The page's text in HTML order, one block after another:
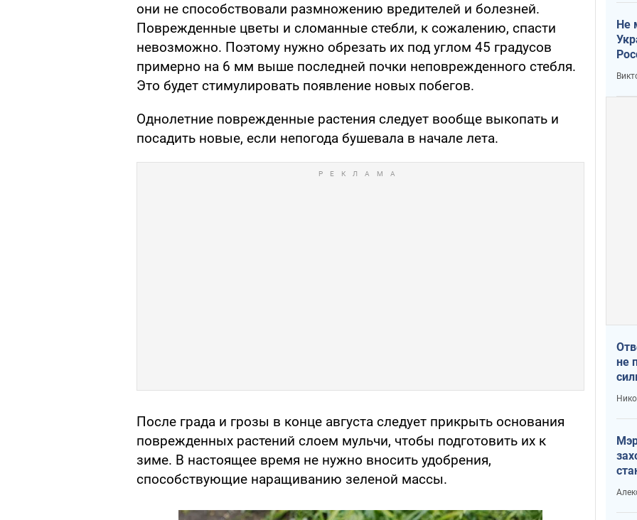
они не способствовали размножению вредителей и болезней.
Поврежденные цветы и сломанные стебли, к сожалению, спасти
невозможно. Поэтому нужно обрезать их под углом 45 градусов
примерно на 6 мм выше последней почки неповрежденного стебля.
Это будет стимулировать появление новых побегов.
Однолетние поврежденные растения следует вообще выкопать и
посадить новые, если непогода бушевала в начале лета.
После града и грозы в конце августа следует прикрыть основания
поврежденных растений слоем мульчи, чтобы подготовить их к
зиме. В настоящее время не нужно вносить удобрения,
способствующие наращиванию зеленой массы.
Не
не
и